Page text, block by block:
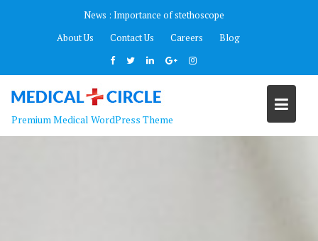
News : Importance of stethoscope
About Us
Contact Us Careers Blog
Premium Medical WordPress Theme